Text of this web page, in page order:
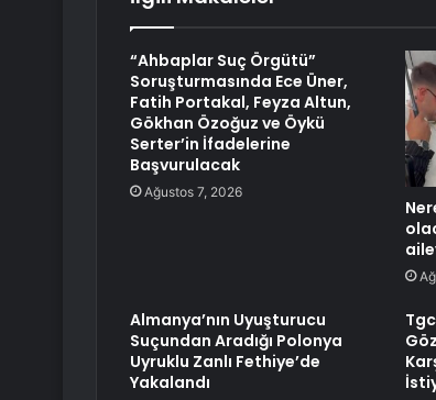
“Ahbaplar Suç Örgütü”
Soruşturmasında Ece Üner,
Fatih Portakal, Feyza Altun,
Gökhan Özoğuz ve Öykü
Serter’in İfadelerine
Başvurulacak
Ağustos 7, 2026
Almanya’nın Uyuşturucu
Suçundan Aradığı Polonya
Uyruklu Zanlı Fethiye’de
Yakalandı